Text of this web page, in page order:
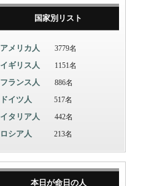
国家別リスト
アメリカ人 3779名
イギリス人 1151名
フランス人 886名
ドイツ人 517名
イタリア人 442名
ロシア人 213名
本日が命日の人